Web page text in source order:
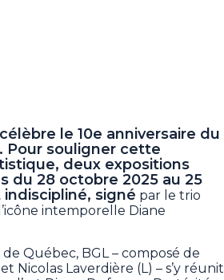
le 10e anniversaire du
Pour souligner cette
deux expositions
du 28 octobre 2025 au 25
indiscipliné, signé par le trio
intemporelle Diane
Québec, BGL – composé de
Nicolas Laverdière (L) – s’y réunit